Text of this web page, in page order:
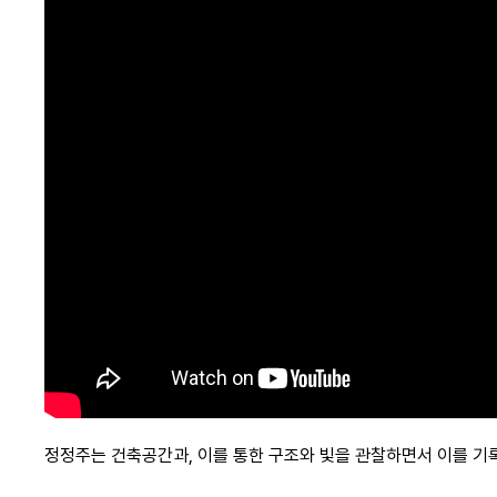
정정주는 건축공간과, 이를 통한 구조와 빛을 관찰하면서 이를 기